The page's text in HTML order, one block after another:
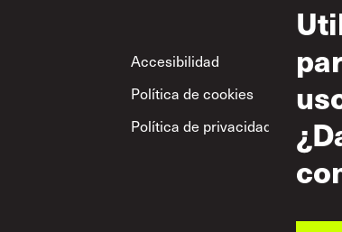
Footer
Accesibilidad
Política de cookies
Política de privacidad